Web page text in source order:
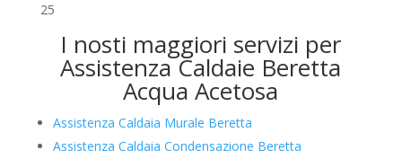
25
I nosti maggiori servizi per
Assistenza Caldaie Beretta
Acqua Acetosa
Assistenza Caldaia Murale Beretta
Assistenza Caldaia Condensazione Beretta